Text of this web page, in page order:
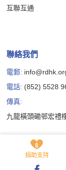
捐助支持
互聯互通
聯絡我們
電郵:
電話: (852) 5528
傳真:
九龍橫頭磡邨宏禮
Copyright © 香港
私隱政策聲明